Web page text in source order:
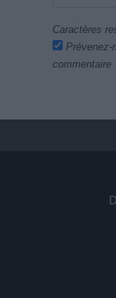
Caractères
Prévenez-
commentaire